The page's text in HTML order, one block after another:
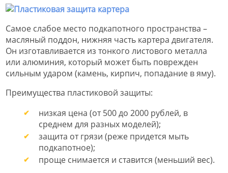
Самое слабое место подкапотного пространства –
масляный поддон, нижняя часть картера двигателя.
Он изготавливается из тонкого листового металла
или алюминия, который может быть поврежден
сильным ударом (камень, кирпич, попадание в яму).
Преимущества пластиковой защиты:
низкая цена (от 500 до 2000 рублей, в
среднем для разных моделей);
защита от грязи (реже придется мыть
подкапотное);
проще снимается и ставится (меньший вес).